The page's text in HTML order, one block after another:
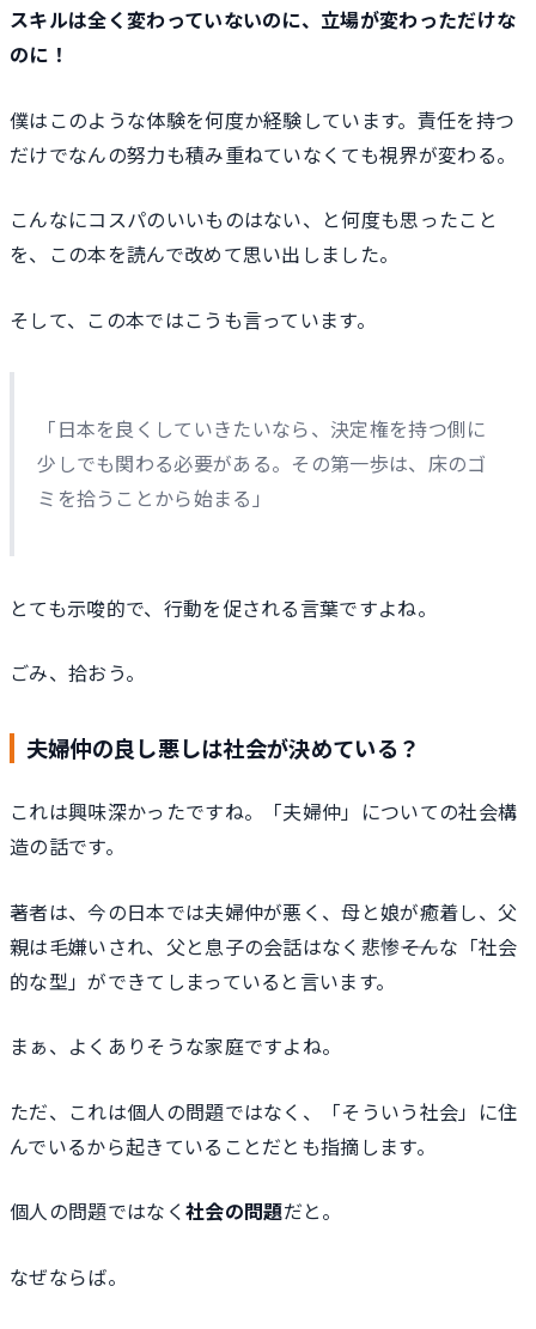
スキルは全く変わっていないのに、立場が変わっただけな
のに！
僕はこのような体験を何度か経験しています。責任を持つ
だけでなんの努力も積み重ねていなくても視界が変わる。
こんなにコスパのいいものはない、と何度も思ったこと
を、この本を読んで改めて思い出しました。
そして、この本ではこうも言っています。
「日本を良くしていきたいなら、決定権を持つ側に
少しでも関わる必要がある。その第一歩は、床のゴ
ミを拾うことから始まる」
とても示唆的で、行動を促される言葉ですよね。
ごみ、拾おう。
夫婦仲の良し悪しは社会が決めている？
これは興味深かったですね。「夫婦仲」についての社会構
造の話です。
著者は、今の日本では夫婦仲が悪く、母と娘が癒着し、父
親は毛嫌いされ、父と息子の会話はなく悲惨――そんな「社会
的な型」ができてしまっていると言います。
まぁ、よくありそうな家庭ですよね。
ただ、これは個人の問題ではなく、「そういう社会」に住
んでいるから起きていることだとも指摘します。
個人の問題ではなく社会の問題だと。
なぜならば。